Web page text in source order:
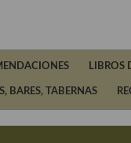
LIBROS
BARES, TABERNAS